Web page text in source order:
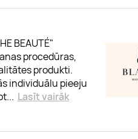
BEAUTÉ"
procedūras,
produkti.
individuālu pieeju
... Lasīt vairāk